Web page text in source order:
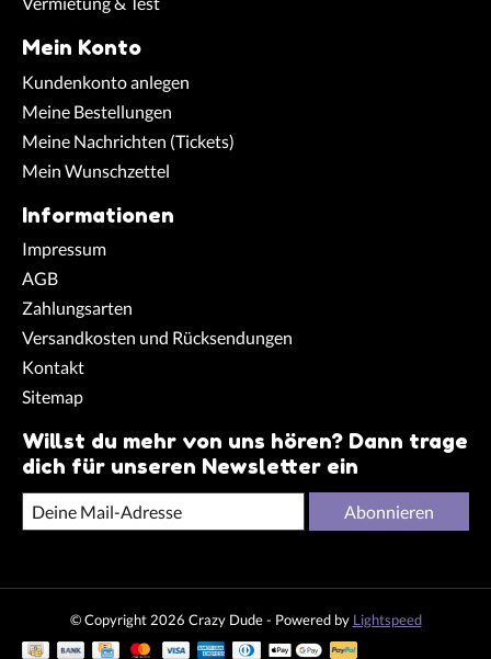
Mein Konto
Kundenkonto anlegen
Meine Bestellungen
Meine Nachrichten (Tickets)
Mein Wunschzettel
Informationen
Impressum
AGB
Zahlungsarten
Versandkosten und Rücksendungen
Kontakt
Sitemap
Willst du mehr von uns hören? Dann trage
dich für unseren Newsletter ein
Abonnieren
© Copyright 2026 Crazy Dude - Powered by Lightspeed